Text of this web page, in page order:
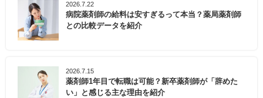
2026.7.22
病院薬剤師の給料は安すぎるって本当？薬局薬剤師
との比較データを紹介
2026.7.15
薬剤師1年目で転職は可能？新卒薬剤師が「辞めた
い」と感じる主な理由を紹介